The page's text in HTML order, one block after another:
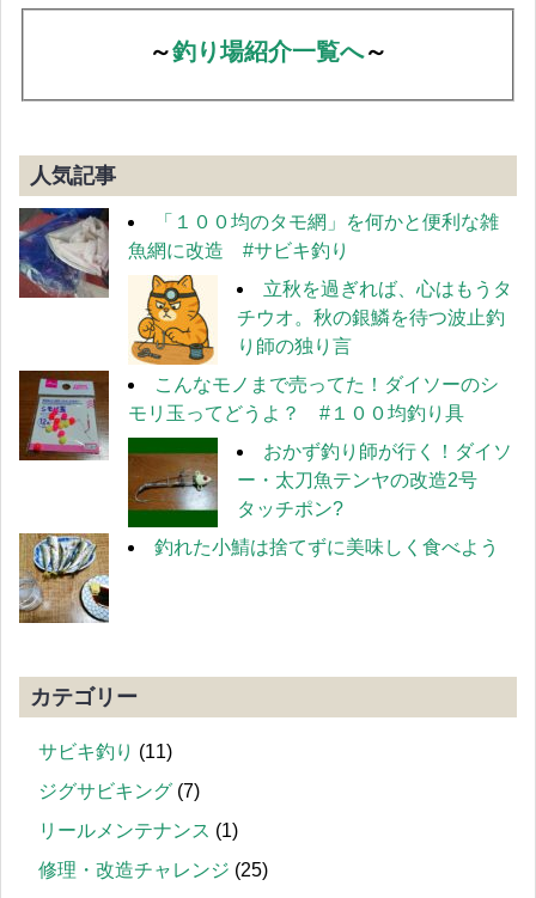
～釣り場紹介一覧へ～
人気記事
「１００均のタモ網」を何かと便利な雑
魚網に改造 #サビキ釣り
立秋を過ぎれば、心はもうタ
チウオ。秋の銀鱗を待つ波止釣
り師の独り言
こんなモノまで売ってた！ダイソーのシ
モリ玉ってどうよ？ #１００均釣り具
おかず釣り師が行く！ダイソ
ー・太刀魚テンヤの改造2号
タッチポン?
釣れた小鯖は捨てずに美味しく食べよう
カテゴリー
サビキ釣り (11)
ジグサビキング (7)
リールメンテナンス (1)
修理・改造チャレンジ (25)